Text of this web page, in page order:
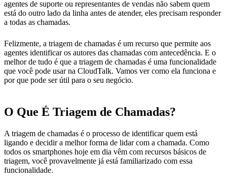
agentes de suporte ou representantes de vendas não sabem quem
está do outro lado da linha antes de atender, eles precisam responder
a todas as chamadas.
Felizmente, a triagem de chamadas é um recurso que permite aos
agentes identificar os autores das chamadas com antecedência. E o
melhor de tudo é que a triagem de chamadas é uma funcionalidade
que você pode usar na CloudTalk. Vamos ver como ela funciona e
por que pode ser útil para o seu negócio.
O Que É Triagem de Chamadas?
A triagem de chamadas é o processo de identificar quem está
ligando e decidir a melhor forma de lidar com a chamada. Como
todos os smartphones hoje em dia vêm com recursos básicos de
triagem, você provavelmente já está familiarizado com essa
funcionalidade.